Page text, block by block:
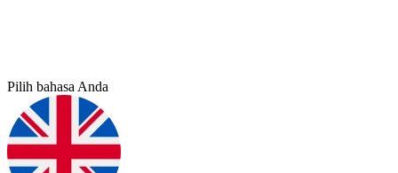
Pilih bahasa Anda